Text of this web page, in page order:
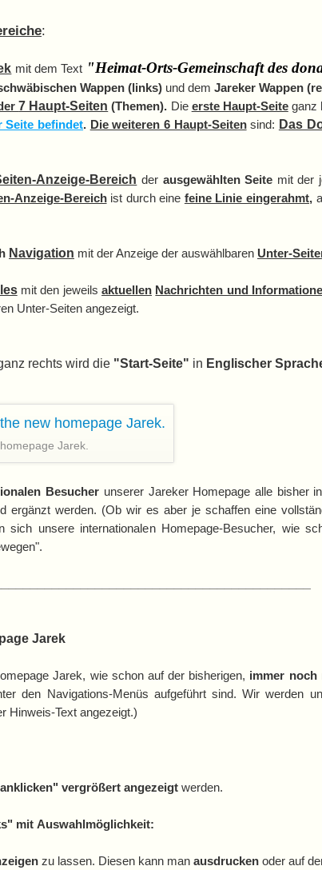
:
mit dem Text "Heimat-Orts-Gemeinschaft des
Wappen (links) und dem Jareker Wappen
7 Haupt-Seiten (Themen). Die erste Haupt-Seiteganz
Seite befindet. Die weiteren 6 Haupt-Seitensind: Das
Anzeige-Bereich der ausgewählten Seite mit der
Anzeige-Bereichist durch eine feine Linie eingerahmt,
Navigation mit der Anzeige der auswählbaren Unter-
mit den jeweilsaktuellen Nachrichten und
Unter-Seiten angezeigt.
rechts wird die "Start-Seite" in Englischer
Jarek.
Besucher unserer Jareker Homepage alle bisher
ergänzt werden. (Ob wir es aber je schaffen eine
unsere internationalen Homepage-Besucher, wie
Jarek
Jarek, wie schon auf der bisherigen, immer noch
den Navigations-Menüs aufgeführt sind. Wir werden
Hinweis-Text angezeigt.)
vergrößert angezeigt werden.
mit Auswahlmöglichkeit:
zu lassen. Diesen kann man ausdrucken oder auf